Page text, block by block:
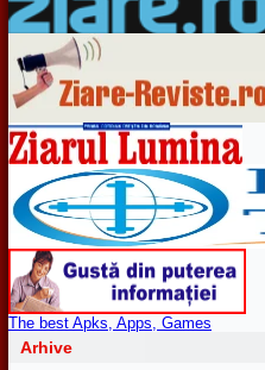
The best Apks, Apps, Games
Arhive